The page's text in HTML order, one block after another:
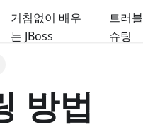
거침없이 배우
는 JBoss
트러블
슈팅
방법